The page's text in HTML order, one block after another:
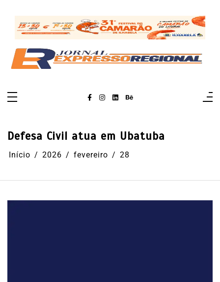
conteúdo
Defesa Civil atua em Ubatuba
Início 2026 fevereiro 28